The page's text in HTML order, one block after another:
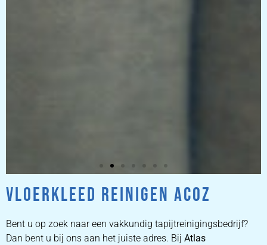
ZETEL
REINIGEN
VLOERKLEED REINIGEN ACOZ
Bent u op zoek naar een vakkundig tapijtreinigingsbedrijf?
Dan bent u bij ons aan het juiste adres. Bij Atlas